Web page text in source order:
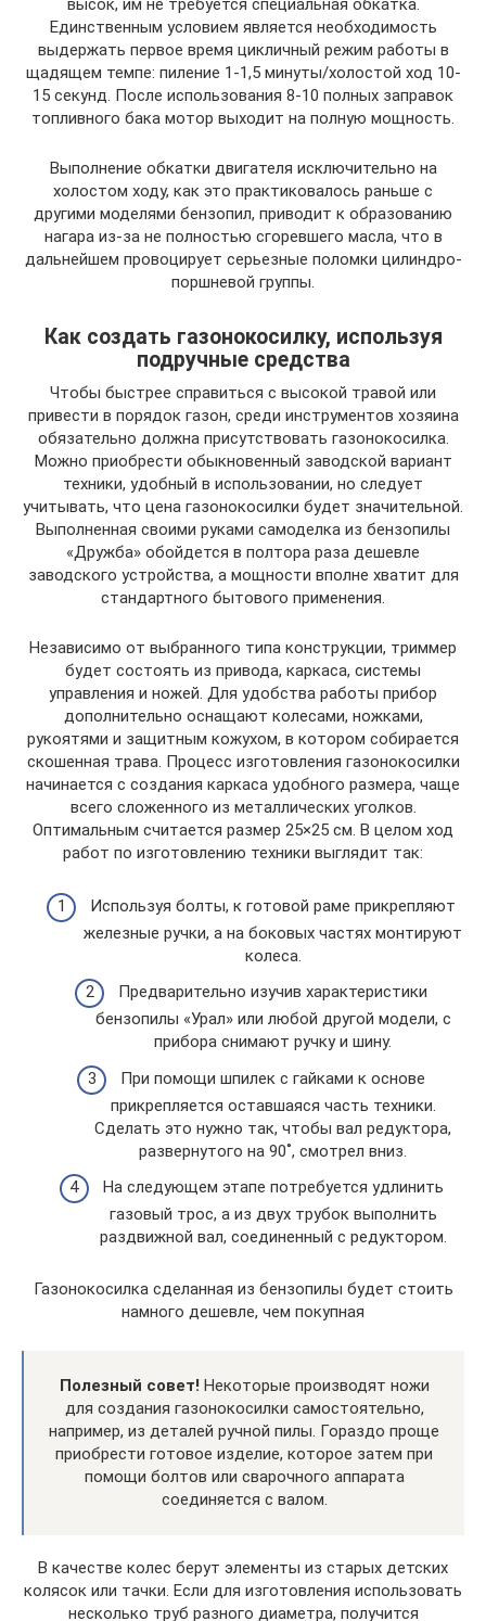
высок, им не требуется специальная обкатка.
Единственным условием является необходимость
выдержать первое время цикличный режим работы в
щадящем темпе: пиление 1-1,5 минуты/холостой ход 10-
15 секунд. После использования 8-10 полных заправок
топливного бака мотор выходит на полную мощность.
Выполнение обкатки двигателя исключительно на
холостом ходу, как это практиковалось раньше с
другими моделями бензопил, приводит к образованию
нагара из-за не полностью сгоревшего масла, что в
дальнейшем провоцирует серьезные поломки цилиндро-
поршневой группы.
Как создать газонокосилку, используя
подручные средства
Чтобы быстрее справиться с высокой травой или
привести в порядок газон, среди инструментов хозяина
обязательно должна присутствовать газонокосилка.
Можно приобрести обыкновенный заводской вариант
техники, удобный в использовании, но следует
учитывать, что цена газонокосилки будет значительной.
Выполненная своими руками самоделка из бензопилы
«Дружба» обойдется в полтора раза дешевле
заводского устройства, а мощности вполне хватит для
стандартного бытового применения.
Независимо от выбранного типа конструкции, триммер
будет состоять из привода, каркаса, системы
управления и ножей. Для удобства работы прибор
дополнительно оснащают колесами, ножками,
рукоятями и защитным кожухом, в котором собирается
скошенная трава. Процесс изготовления газонокосилки
начинается с создания каркаса удобного размера, чаще
всего сложенного из металлических уголков.
Оптимальным считается размер 25×25 см. В целом ход
работ по изготовлению техники выглядит так:
Используя болты, к готовой раме прикрепляют
железные ручки, а на боковых частях монтируют
колеса.
Предварительно изучив характеристики
бензопилы «Урал» или любой другой модели, с
прибора снимают ручку и шину.
При помощи шпилек с гайками к основе
прикрепляется оставшаяся часть техники.
Сделать это нужно так, чтобы вал редуктора,
развернутого на 90˚, смотрел вниз.
На следующем этапе потребуется удлинить
газовый трос, а из двух трубок выполнить
раздвижной вал, соединенный с редуктором.
Газонокосилка сделанная из бензопилы будет стоить
намного дешевле, чем покупная
Полезный совет! Некоторые производят ножи
для создания газонокосилки самостоятельно,
например, из деталей ручной пилы. Гораздо проще
приобрести готовое изделие, которое затем при
помощи болтов или сварочного аппарата
соединяется с валом.
В качестве колес берут элементы из старых детских
колясок или тачки. Если для изготовления использовать
несколько труб разного диаметра, получится